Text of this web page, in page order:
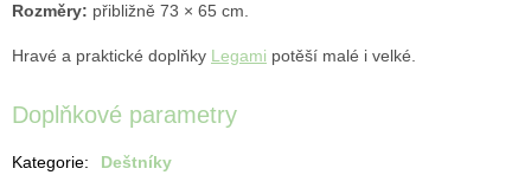
Rozměry: přibližně 73 × 65 cm.
Hravé a praktické doplňky Legami potěší malé i velké.
Doplňkové parametry
Kategorie:
Deštníky